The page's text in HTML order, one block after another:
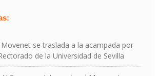
Movenet se traslada a la acampada por
de la Universidad de Sevilla